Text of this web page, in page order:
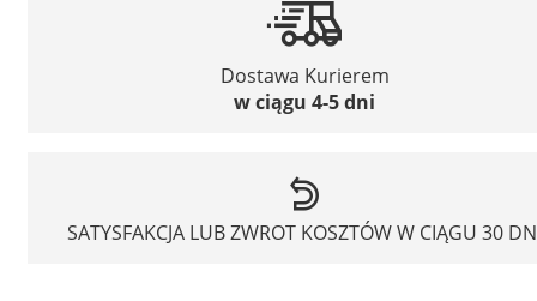
Dostawa Kurierem
w ciągu 4-5 dni
SATYSFAKCJA LUB ZWROT KOSZTÓW W CIĄGU 30